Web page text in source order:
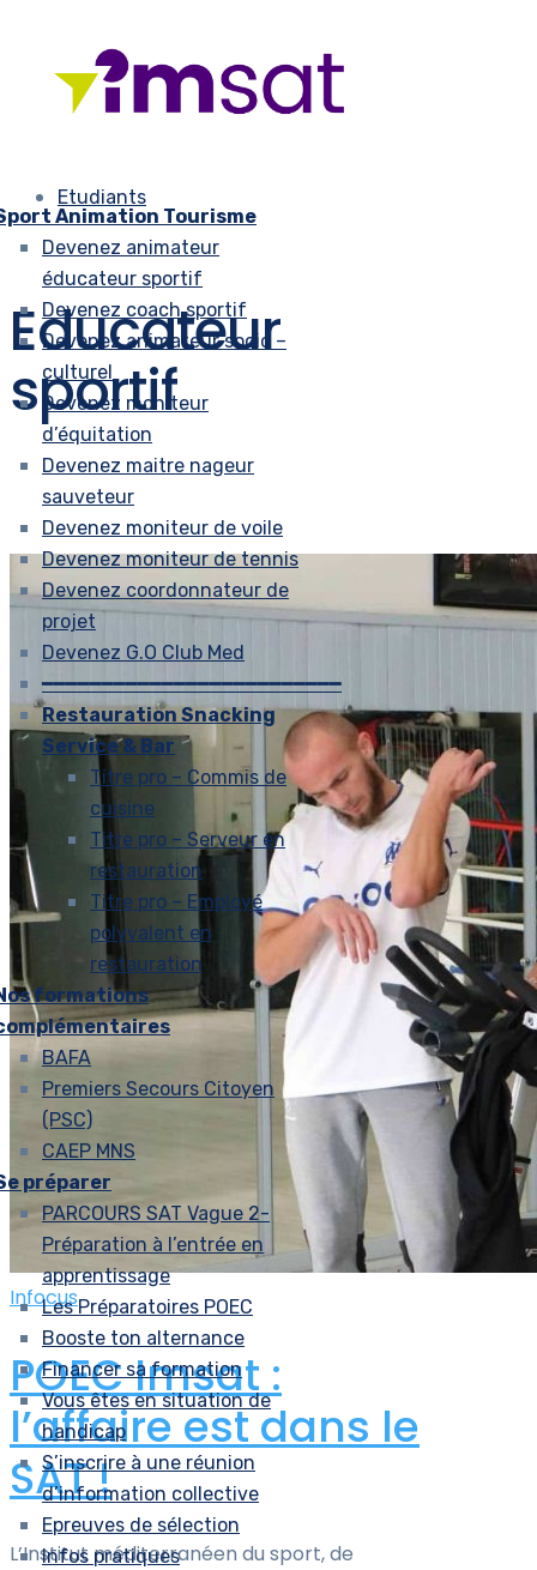
Etudiants
Animation Tourisme
Devenez animateur
éducateur sportif
Devenez coach sportif
Devenez animateur socio –
culturel
Devenez moniteur
d’équitation
Devenez maitre nageur
sauveteur
Devenez moniteur de voile
Devenez moniteur de tennis
Devenez coordonnateur de
projet
Devenez G.O Club Med
━━━━━━━━━━━━━━━━━━━━━━━━━
Restauration Snacking
Service & Bar
Titre pro – Commis de
cuisine
Titre pro – Serveur en
restauration
Titre pro – Employé
polyvalent en
restauration
formations
BAFA
Premiers Secours Citoyen
(PSC)
CAEP MNS
préparer
PARCOURS SAT Vague 2-
Préparation à l’entrée en
apprentissage
Les Préparatoires POEC
Booste ton alternance
Financer sa formation
Vous êtes en situation de
handicap
S’inscrire à une réunion
d’information collective
Epreuves de sélection
Infos pratiques
Educateur
sportif
Infocus
POEC Imsat :
l’affaire est dans le
SAT !
L’Institut méditerranéen du sport, de